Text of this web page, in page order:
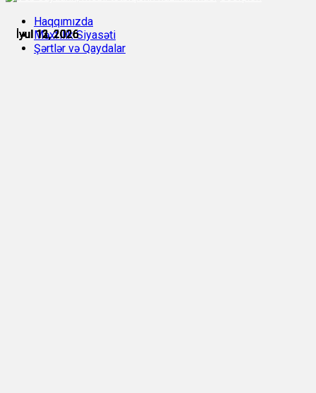
İyul 11, 2026
İyul 12, 2026
İyul 12, 2026
İyul 12, 2026
İyul 12, 2026
İyul 13, 2026
Haqqımızda
Məxfilik Siyasəti
Şərtlər və Qaydalar